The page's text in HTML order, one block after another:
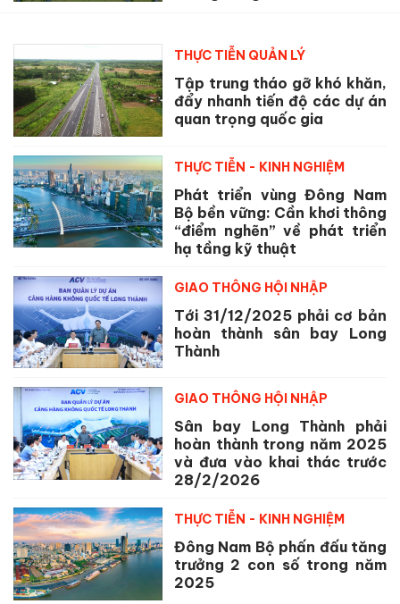
THỰC TIỄN QUẢN LÝ
Tập trung tháo gỡ khó khăn,
đẩy nhanh tiến độ các dự án
quan trọng quốc gia
THỰC TIỄN - KINH NGHIỆM
Phát triển vùng Đông Nam
Bộ bền vững: Cần khơi thông
“điểm nghẽn” về phát triển
hạ tầng kỹ thuật
GIAO THÔNG HỘI NHẬP
Tới 31/12/2025 phải cơ bản
hoàn thành sân bay Long
Thành
GIAO THÔNG HỘI NHẬP
Sân bay Long Thành phải
hoàn thành trong năm 2025
và đưa vào khai thác trước
28/2/2026
THỰC TIỄN - KINH NGHIỆM
Đông Nam Bộ phấn đấu tăng
trưởng 2 con số trong năm
2025